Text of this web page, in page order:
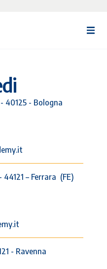
40125 - Bologna
– Ferrara (FE)
- Ravenna